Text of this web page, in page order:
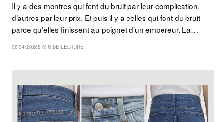
Il y a des montres qui font du bruit par leur complication,
d’autres par leur prix. Et puis il y a celles qui font du bruit
parce qu’elles finissent au poignet d’un empereur. La…
08/04/20268 MIN DE LECTURE